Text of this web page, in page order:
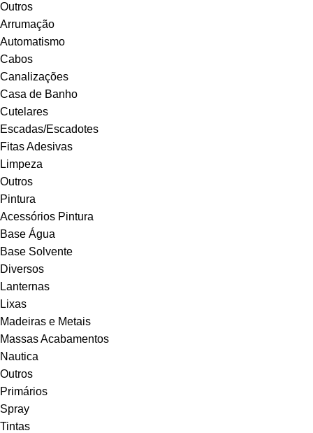
Outros
Arrumação
Automatismo
Cabos
Canalizações
Casa de Banho
Cutelares
Escadas/Escadotes
Fitas Adesivas
Limpeza
Outros
Pintura
Acessórios Pintura
Base Água
Base Solvente
Diversos
Lanternas
Lixas
Madeiras e Metais
Massas Acabamentos
Nautica
Outros
Primários
Spray
Tintas